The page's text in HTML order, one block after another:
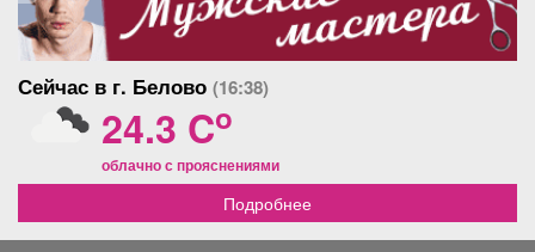
Сейчас в г. Белово (16:38)
24.3 Co
облачно с прояснениями
Подробнее